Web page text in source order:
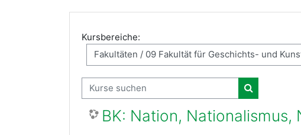
Kursbereiche:
Kurse suchen
Kurse suchen
BK: Nation,